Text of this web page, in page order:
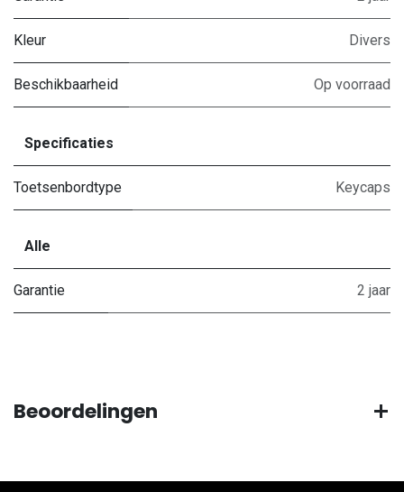
Kleur Divers
Beschikbaarheid Op voorraad
Specificaties
Toetsenbordtype Keycaps
Alle
Garantie 2 jaar
Beoordelingen